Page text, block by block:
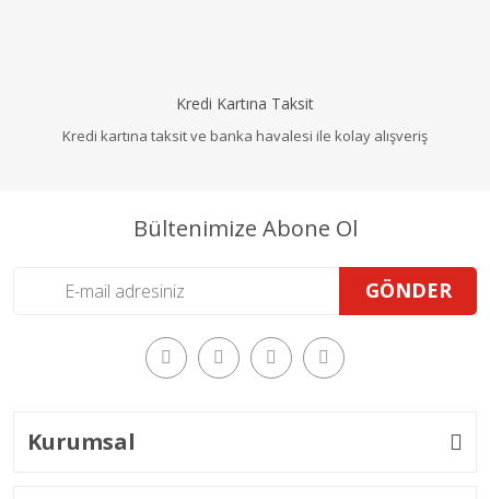
Kredi Kartına Taksit
Kredi kartına taksit ve banka havalesi ile kolay alışveriş
Bültenimize Abone Ol
GÖNDER
Kurumsal